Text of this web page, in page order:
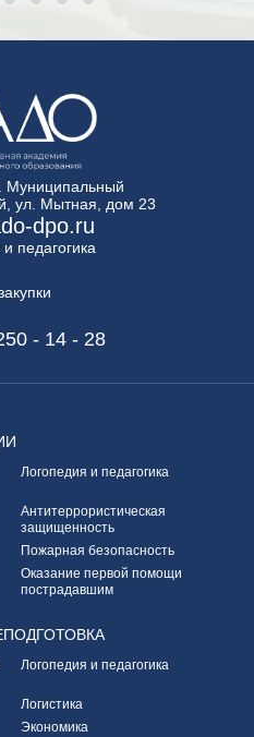
Муниципальный
ул. Мытная, дом 23
dpo.ru
педагогика
- 14 - 28
Логопедия и педагогика
Антитеррористическая
защищенность
Пожарная безопасность
Оказание первой помощи
пострадавшим
Логопедия и педагогика
Логистика
Экономика